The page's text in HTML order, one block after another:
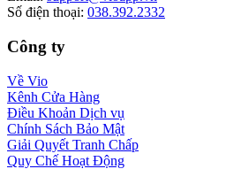
Số điện thoại: 038.392.2332
Công ty
Về Vio
Kênh Cửa Hàng
Điều Khoản Dịch vụ
Chính Sách Bảo Mật
Giải Quyết Tranh Chấp
Quy Chế Hoạt Động